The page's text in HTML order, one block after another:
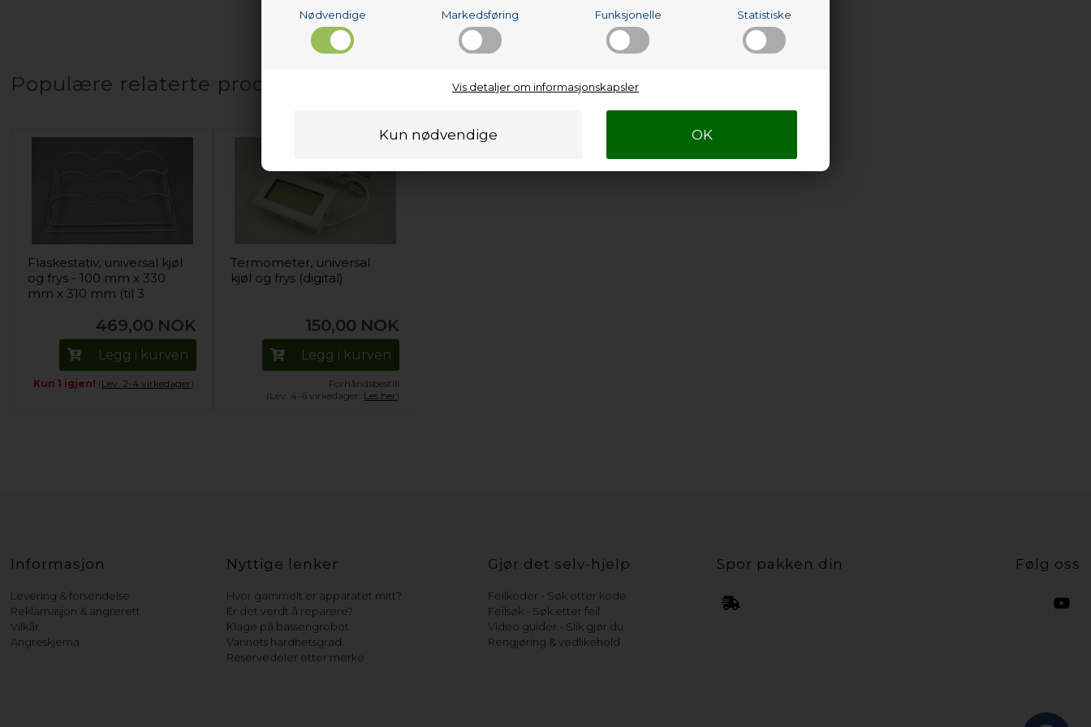
Nødvendige Markedsføring Funksjonelle Statistiske
Vis detaljer om informasjonskapsler
Populære relaterte produkter
Flaskestativ, universal kjøl
og frys - 100 mm x 330
mm x 310 mm (til 3
469,00 NOK
Legg i kurven
Kun 1 igjen! (Lev. 2-4 virkedager).
Termometer, universal
kjøl og frys (digital)
150,00 NOK
Legg i kurven
Forhåndsbestill
(Lev. 4-6 virkedager. Les her)
Informasjon
Levering & forsendelse
Reklamasjon & angrerett
Vilkår
Angreskjema
Nyttige lenker
Hvor gammelt er apparatet mitt?
Er det verdt å reparere?
Klage på bassengrobot
Vannets hardhetsgrad
Reservedeler etter merke
Gjør det selv-hjelp
Feilkoder - Søk etter kode
Feilsøk - Søk etter feil
Video guider - Slik gjør du
Rengjøring & vedlikehold
Spor pakken din Følg oss